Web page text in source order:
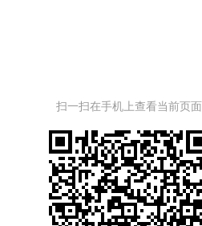
扫一扫在手机上查看当前页面